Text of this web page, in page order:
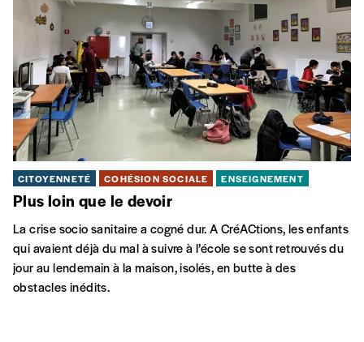
CITOYENNETÉ COHÉSION SOCIALE ENSEIGNEMENT
Plus loin que le devoir
La crise socio sanitaire a cogné dur. A CréACtions, les enfants
qui avaient déjà du mal à suivre à l’école se sont retrouvés du
jour au lendemain à la maison, isolés, en butte à des
obstacles inédits.